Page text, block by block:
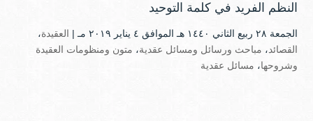
النظم الفريد في كلمة التوحيد
الجمعة ۲۸ ربيع الثاني ۱٤٤۰ هـ الموافق ٤ يناير ۲۰۱۹ مـ | العقيدة،
القصائد، مباحث ورسائل ومسائل عقدية، متون ومنظومات العقيدة
وشروحها، مسائل عقدية